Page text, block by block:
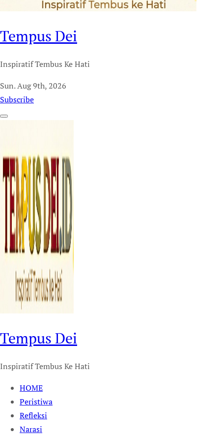
Tempus Dei
Inspiratif Tembus Ke Hati
Sun. Aug 9th, 2026
Subscribe
Tempus Dei
Inspiratif Tembus Ke Hati
HOME
Peristiwa
Refleksi
Narasi